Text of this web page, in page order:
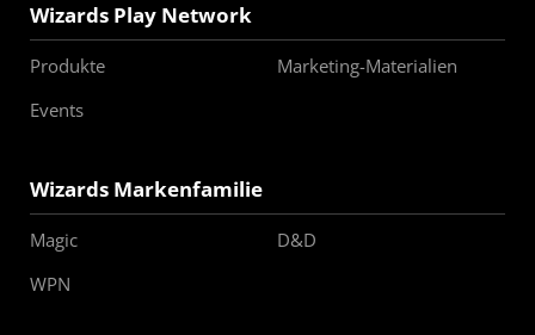
Wizards Play Network
Produkte
Marketing-Materialien
Events
Wizards Markenfamilie
Magic
D&D
WPN